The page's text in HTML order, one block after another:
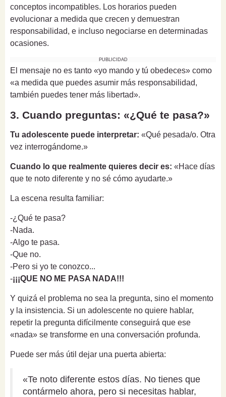
conceptos incompatibles. Los horarios pueden
evolucionar a medida que crecen y demuestran
responsabilidad, e incluso negociarse en determinadas
ocasiones.
PUBLICIDAD
El mensaje no es tanto «yo mando y tú obedeces» como
«a medida que puedes asumir más responsabilidad,
también puedes tener más libertad».
3. Cuando preguntas: «¿Qué te pasa?»
Tu adolescente puede interpretar: «Qué pesada/o. Otra
vez interrogándome.»
Cuando lo que realmente quieres decir es: «Hace días
que te noto diferente y no sé cómo ayudarte.»
La escena resulta familiar:
-¿Qué te pasa?
-Nada.
-Algo te pasa.
-Que no.
-Pero si yo te conozco...
-¡¡¡QUE NO ME PASA NADA!!!
Y quizá el problema no sea la pregunta, sino el momento
y la insistencia. Si un adolescente no quiere hablar,
repetir la pregunta difícilmente conseguirá que ese
«nada» se transforme en una conversación profunda.
Puede ser más útil dejar una puerta abierta:
«Te noto diferente estos días. No tienes que
contármelo ahora, pero si necesitas hablar,